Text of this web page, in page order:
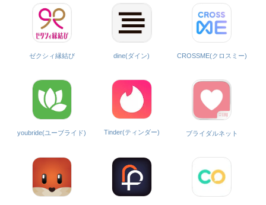
ゼクシィ縁結び dine(ダイン) CROSSME(クロスミー)
youbride(ユーブライド) Tinder(ティンダー) ブライダルネット